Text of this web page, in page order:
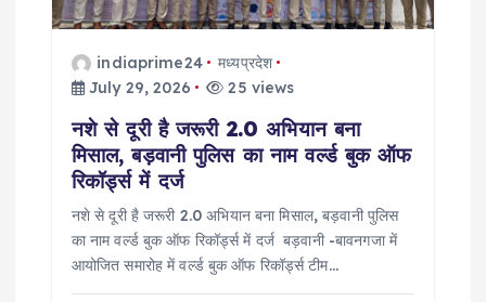
indiaprime24
मध्यप्रदेश
July 29, 2026
25 views
नशे से दूरी है जरूरी 2.0 अभियान बना
मिसाल, बड़वानी पुलिस का नाम वर्ल्ड बुक ऑफ
रिकॉर्ड्स में दर्ज
नशे से दूरी है जरूरी 2.0 अभियान बना मिसाल, बड़वानी पुलिस
का नाम वर्ल्ड बुक ऑफ रिकॉर्ड्स में दर्ज बड़वानी -बावनगजा में
आयोजित समारोह में वर्ल्ड बुक ऑफ रिकॉर्ड्स टीम…